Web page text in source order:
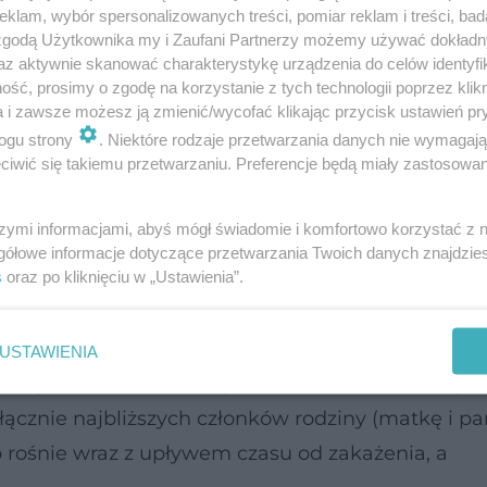
seropozytywnych? Czy nadal spotykają się one
przestrzeni lat zdecydowanie się poprawiła,
Ciągle funkcjonują bardzo silne
W latach 80. i 90. osoby zakażone budziły lęk,
więcej wiemy o zakażeniu, powszechne są
i deklaratywnie większa jest akceptacja
nieustannie borykają się z przejawami
z innymi ludźmi. W przeprowadzonym w 2015
życia kobiet z HIV wyraźnie widać, że kobiety
najbliższych członków rodziny (matkę i
wraz z upływem czasu od zakażenia, a
wybór spersonalizowanych treści, pomiar reklam i treści,
Użytkownika my i Zaufani Partnerzy możemy używać
aktywnie skanować charakterystykę urządzenia do celów
prosimy o zgodę na korzystanie z tych technologii poprzez
i zawsze możesz ją zmienić/wycofać klikając przycisk ustawień
strony
. Niektóre rodzaje przetwarzania danych nie
się takiemu przetwarzaniu. Preferencje będą miały
informacjami, abyś mógł świadomie i komfortowo korzystać z
informacje dotyczące przetwarzania Twoich danych
oraz po kliknięciu w „Ustawienia”.
USTAWIENIA